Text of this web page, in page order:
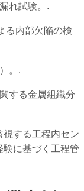
れ試験。.
る内部欠陥の検
。.
する金属組織分
視する工程内セン
に基づく工程管